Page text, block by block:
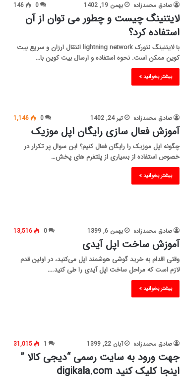
صادق محمدزاده بهمن 19, 1402 0
146
لایتنینگ چیست و چطور می توان از آن
استفاده کرد؟
با لایتنینگ نتورک lightning network انتقال ارزان و سریع بیت
کوین ممکن است. نحوه استفاده و ارسال بیت کوین با…
بیشتر بخوانید »
صادق محمدزاده تیر 24, 1402 0
1,146
آموزش فعال سازی رایگان اپل موزیک
چگونه اپل موزیک را رایگان فعال کنیم؟ این سوال پر تکرار در
خصوص استفاده از بسیاری از پلتفرم های پخش…
بیشتر بخوانید »
صادق محمدزاده بهمن 6, 1399 0
13,516
آموزش ساخت اپل آیدی
وقتی اقدام به خرید گوشی هوشمند اپل می‌کنید، در اولین قدم
لازم است که مراحل ساخت اپل آیدی را طی کنید.…
بیشتر بخوانید »
صادق محمدزاده آبان 22, 1399 1
31,015
جهت ورود به سایت رسمی “دیجی کالا ”
اینجا کلیک کنید digikala.com